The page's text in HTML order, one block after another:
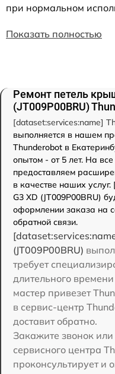
при нормальном
Показать полностью
Ремонт петель
(JT009P00BRU)
[dataset:services:name]
выполняется в нашем
Thunderobot в
опытом - от 5 лет. На
предоставляем
в качестве наших
G3 XD (JT009P00BRU)
оформлении заказа на
обратной связи.
(JT009P00BRU)
требует
длительного
мастер привезет
в сервис-центр
доставит обратно.
Закажите звонок
сервисного центра
проконсультирует и